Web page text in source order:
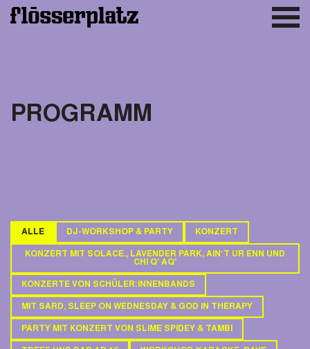
PROGRAMM
ALLE DJ-WORKSHOP & PARTY KONZERT
KONZERT MIT SOLACE., LAVENDER PARK, AIN‘T UR ENN UND
CHI Q' AQ'
KONZERTE VON SCHÜLER:INNENBANDS
MIT SARD, SLEEP ON WEDNESDAY & GOD IN THERAPY
PARTY MIT KONZERT VON SLIME SPIDEY & TAMBI